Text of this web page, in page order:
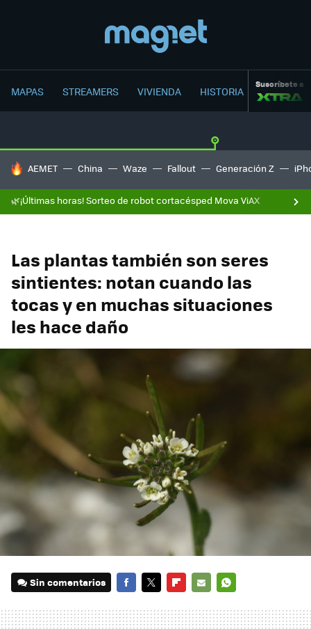
MAPAS STREAMERS VIVIENDA HISTORIA Suscríbete a
HOY SE HABLA DE
AEMET China Waze Fallout Generación Z
🌿¡Últimas horas! Sorteo de robot cortacésped Mova ViAX
Las plantas también son seres
sintientes: notan cuando las
tocas y en muchas situaciones
les hace daño
Sin comentarios
MAIL